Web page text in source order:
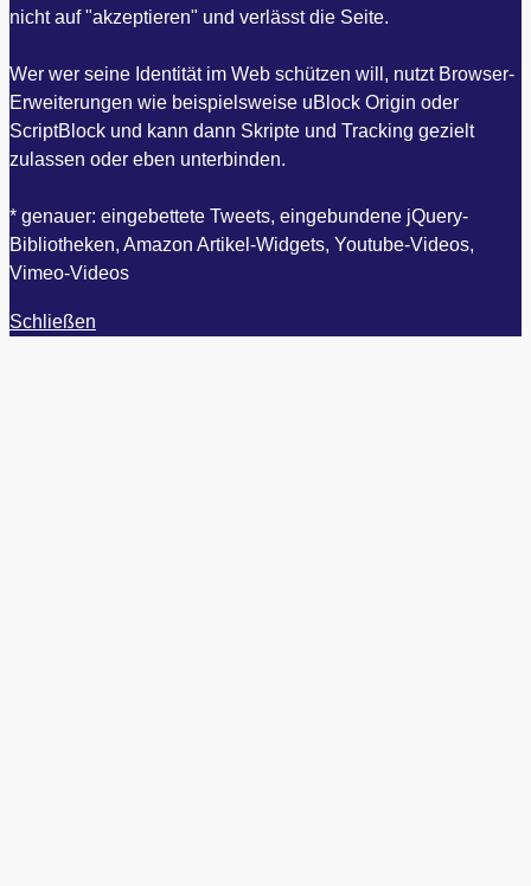
nicht auf "akzeptieren" und verlässt die Seite.
Wer wer seine Identität im Web schützen will, nutzt Browser-
Erweiterungen wie beispielsweise uBlock Origin oder
ScriptBlock und kann dann Skripte und Tracking gezielt
zulassen oder eben unterbinden.
* genauer: eingebettete Tweets, eingebundene jQuery-
Bibliotheken, Amazon Artikel-Widgets, Youtube-Videos,
Vimeo-Videos
Schließen